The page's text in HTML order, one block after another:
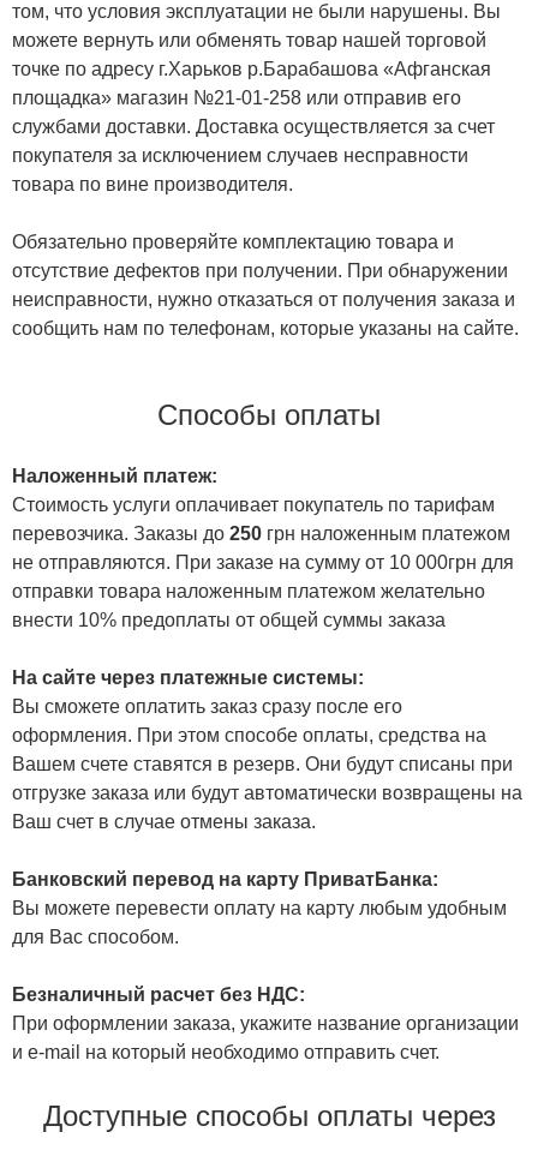
том, что условия эксплуатации не были нарушены. Вы
можете вернуть или обменять товар нашей торговой
точке по адресу г.Харьков р.Барабашова «Афганская
площадка» магазин №21-01-258 или отправив его
службами доставки. Доставка осуществляется за счет
покупателя за исключением случаев несправности
товара по вине производителя.
Обязательно проверяйте комплектацию товара и
отсутствие дефектов при получении. При обнаружении
неисправности, нужно отказаться от получения заказа и
сообщить нам по телефонам, которые указаны на сайте.
Способы оплаты
Наложенный платеж:
Стоимость услуги оплачивает покупатель по тарифам
перевозчика. Заказы до 250 грн наложенным платежом
не отправляются. При заказе на сумму от 10 000грн для
отправки товара наложенным платежом желательно
внести 10% предоплаты от общей суммы заказа
На сайте через платежные системы:
Вы сможете оплатить заказ сразу после его
оформления. При этом способе оплаты, средства на
Вашем счете ставятся в резерв. Они будут списаны при
отгрузке заказа или будут автоматически возвращены на
Ваш счет в случае отмены заказа.
Банковский перевод на карту ПриватБанка:
Вы можете перевести оплату на карту любым удобным
для Вас способом.
Безналичный расчет без НДС:
При оформлении заказа, укажите название организации
и e-mail на который необходимо отправить счет.
Доступные способы оплаты через